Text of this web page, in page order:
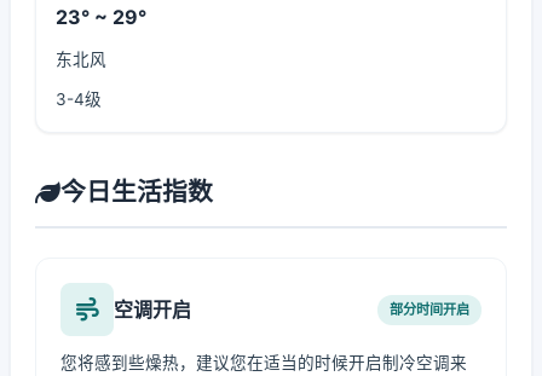
23° ~ 29°
东北风
3-4级
今日生活指数
空调开启 部分时间开启
您将感到些燥热，建议您在适当的时候开启制冷空调来